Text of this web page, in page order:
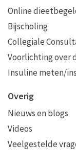
Online
Bijscholing
Collegiale
Voorlichting over
Insuline meten/
Overig
Nieuws en blogs
Videos
Veelgestelde